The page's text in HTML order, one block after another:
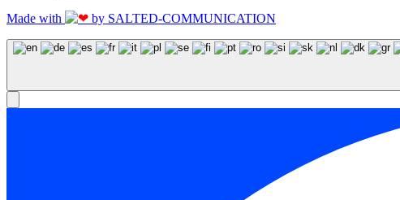
Made with by SALTED-COMMUNICATION